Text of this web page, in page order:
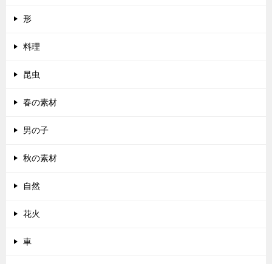
形
料理
昆虫
春の素材
男の子
秋の素材
自然
花火
車